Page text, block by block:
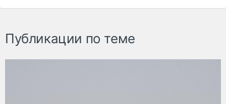
Публикации по теме